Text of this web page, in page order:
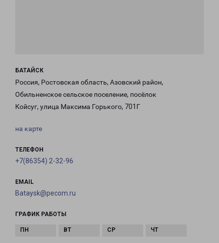
БАТАЙСК
Россия, Ростовская область, Азовский район,
Обильненское сельское поселение, посёлок
Койсуг, улица Максима Горького, 701Г
на карте
ТЕЛЕФОН
+7(86354) 2-32-96
EMAIL
Bataysk@pecom.ru
ГРАФИК РАБОТЫ